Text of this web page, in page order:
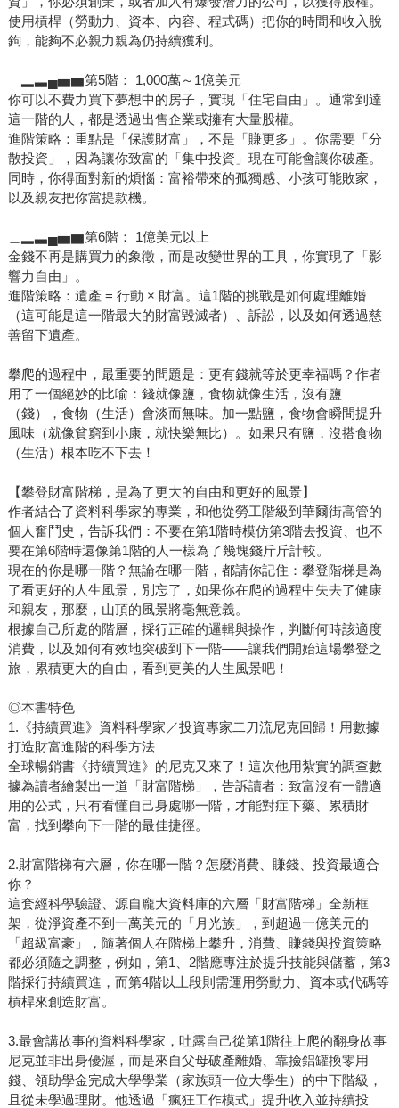
使用槓桿（勞動力、資本、內容、程式碼）把你的時間和收入脫
鉤，能夠不必親力親為仍持續獲利。
＿▂▃▄▅▆第5階： 1,000萬～1億美元
你可以不費力買下夢想中的房子，實現「住宅自由」。通常到達
這一階的人，都是透過出售企業或擁有大量股權。
進階策略：重點是「保護財富」，不是「賺更多」。你需要「分
散投資」，因為讓你致富的「集中投資」現在可能會讓你破產。
同時，你得面對新的煩惱：富裕帶來的孤獨感、小孩可能敗家，
以及親友把你當提款機。
＿▂▃▄▅▆第6階： 1億美元以上
金錢不再是購買力的象徵，而是改變世界的工具，你實現了「影
響力自由」。
進階策略：遺產 = 行動 × 財富。這1階的挑戰是如何處理離婚
（這可能是這一階最大的財富毀滅者）、訴訟，以及如何透過慈
善留下遺產。
攀爬的過程中，最重要的問題是：更有錢就等於更幸福嗎？作者
用了一個絕妙的比喻：錢就像鹽，食物就像生活，沒有鹽
（錢），食物（生活）會淡而無味。加一點鹽，食物會瞬間提升
風味（就像貧窮到小康，就快樂無比）。如果只有鹽，沒搭食物
（生活）根本吃不下去！
【攀登財富階梯，是為了更大的自由和更好的風景】
作者結合了資料科學家的專業，和他從勞工階級到華爾街高管的
個人奮鬥史，告訴我們：不要在第1階時模仿第3階去投資、也不
要在第6階時還像第1階的人一樣為了幾塊錢斤斤計較。
現在的你是哪一階？無論在哪一階，都請你記住：攀登階梯是為
了看更好的人生風景，別忘了，如果你在爬的過程中失去了健康
和親友，那麼，山頂的風景將毫無意義。
根據自己所處的階層，採行正確的邏輯與操作，判斷何時該適度
消費，以及如何有效地突破到下一階――讓我們開始這場攀登之
旅，累積更大的自由，看到更美的人生風景吧！
◎本書特色
1.《持續買進》資料科學家／投資專家二刀流尼克回歸！用數據
打造財富進階的科學方法
全球暢銷書《持續買進》的尼克又來了！這次他用紮實的調查數
據為讀者繪製出一道「財富階梯」，告訴讀者：致富沒有一體適
用的公式，只有看懂自己身處哪一階，才能對症下藥、累積財
富，找到攀向下一階的最佳捷徑。
2.財富階梯有六層，你在哪一階？怎麼消費、賺錢、投資最適合
你？
這套經科學驗證、源自龐大資料庫的六層「財富階梯」全新框
架，從淨資產不到一萬美元的「月光族」，到超過一億美元的
「超級富豪」，隨著個人在階梯上攀升，消費、賺錢與投資策略
都必須隨之調整，例如，第1、2階應專注於提升技能與儲蓄，第3
階採行持續買進，而第4階以上段則需運用勞動力、資本或代碼等
槓桿來創造財富。
3.最會講故事的資料科學家，吐露自己從第1階往上爬的翻身故事
尼克並非出身優渥，而是來自父母破產離婚、靠撿鋁罐換零用
錢、領助學金完成大學學業（家族頭一位大學生）的中下階級，
且從未學過理財。他透過「瘋狂工作模式」提升收入並持續投